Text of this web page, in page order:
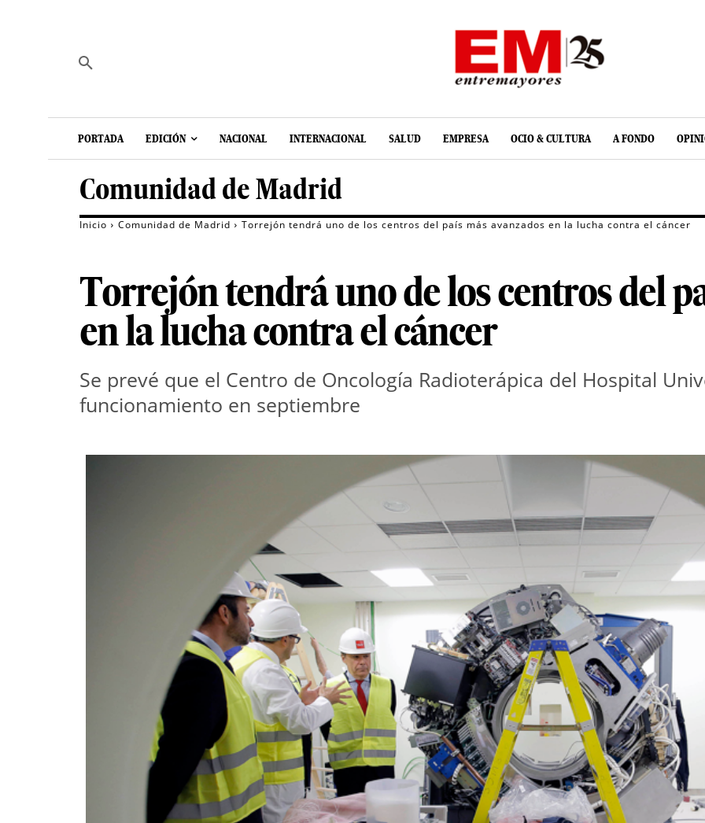
PORTADA EDICIÓN NACIONAL INTERNACIONAL SALUD EMPRESA OCIO & CULTURA A FONDO
Comunidad de Madrid
Inicio Comunidad de Madrid Torrejón tendrá uno de los centros del país más avanzados en la lucha contra el cáncer
Torrejón tendrá uno de los centros del
en la lucha contra el cáncer
Se prevé que el Centro de Oncología Radioterápica del Hospital
funcionamiento en septiembre